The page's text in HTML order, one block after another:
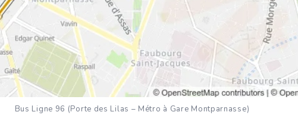
Bus Ligne 96 (Porte des Lilas – Métro à Gare Montparnasse)